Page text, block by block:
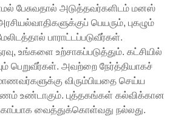
பேசுவதால் அடுத்தவர்களிடம் மனஸ்
பெயரும், புகழும்
பாராட்டப்படுவீர்கள்.
உங்களை உற்சாகப்படுத்தும். கட்சியில்
பெறுவீர்கள். அவற்றை நேர்த்தியாகச்
விரும்பியதை செய்ய
உண்டாகும். புத்தகங்கள் கல்விக்கான
வைத்துக்கொள்வது நல்லது.